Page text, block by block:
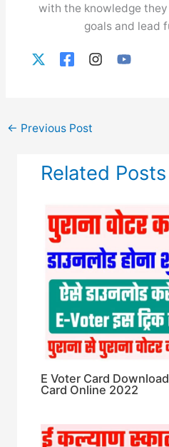
with the knowledge
goals and lead
← Previous Post
Related Posts
E Voter Card
Card Online 2022